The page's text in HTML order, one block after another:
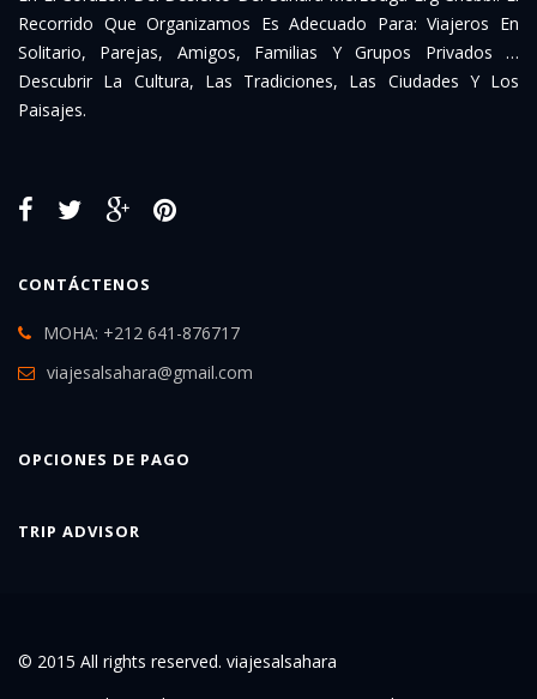
Recorrido Que Organizamos Es Adecuado Para: Viajeros En
Solitario, Parejas, Amigos, Familias Y Grupos Privados …
Descubrir La Cultura, Las Tradiciones, Las Ciudades Y Los
Paisajes.
CONTÁCTENOS
MOHA: +212 641-876717
viajesalsahara@gmail.com
OPCIONES DE PAGO
TRIP ADVISOR
© 2015 All rights reserved. viajesalsahara